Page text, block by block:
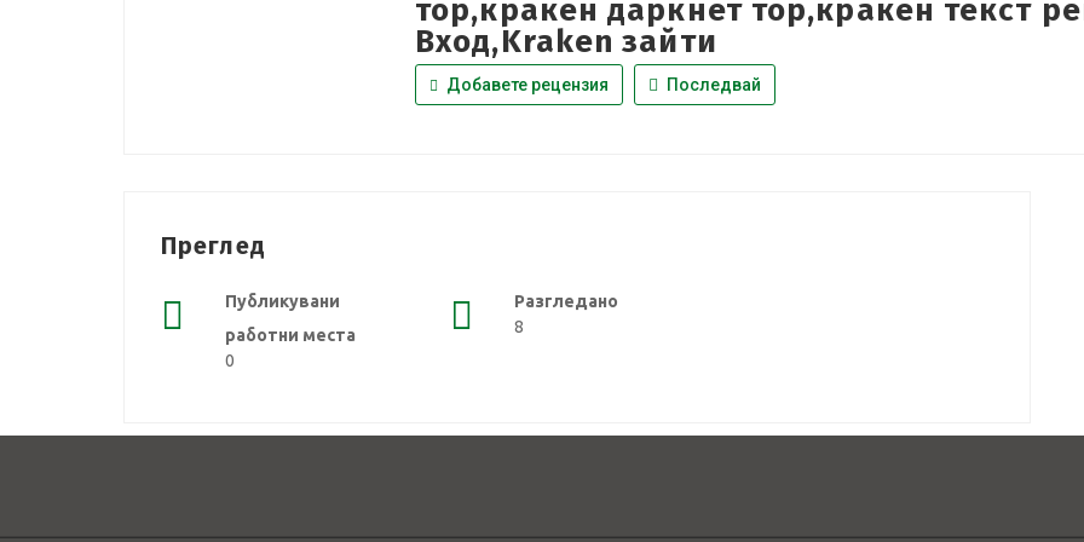
тор,кракен даркнет тор,кракен текст
Вход,Kraken зайти
Добавете рецензия Последвай
Преглед
Публикувани
работни места
0
Разгледано
8